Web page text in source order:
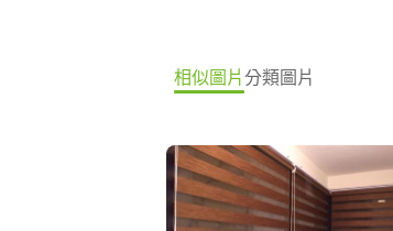
相似圖片分類圖片